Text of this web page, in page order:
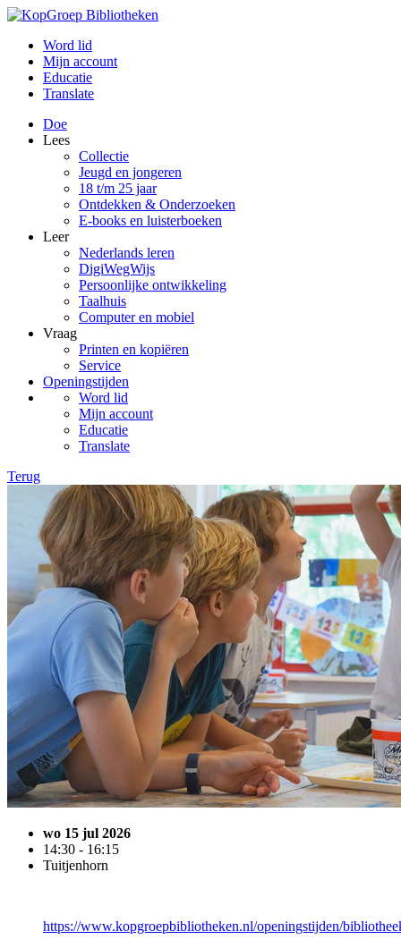
Word lid
Mijn account
Educatie
Translate
Doe
Lees
Collectie
Jeugd en jongeren
18 t/m 25 jaar
Ontdekken & Onderzoeken
E-books en luisterboeken
Leer
Nederlands leren
DigiWegWijs
Persoonlijke ontwikkeling
Taalhuis
Computer en mobiel
Vraag
Printen en kopiëren
Service
Openingstijden
Word lid
Mijn account
Educatie
Translate
Terug
wo 15 jul 2026
14:30 - 16:15
Tuitjenhorn
https://www.kopgroepbibliotheken.nl/openingstijden/